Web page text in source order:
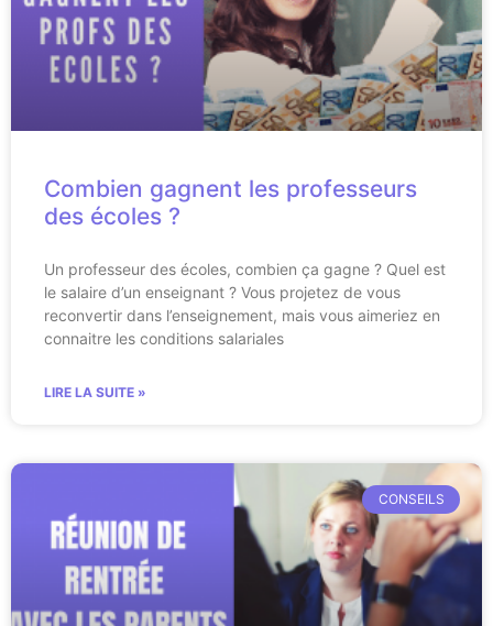
Combien gagnent les professeurs
des écoles ?
Un professeur des écoles, combien ça gagne ? Quel est
le salaire d’un enseignant ? Vous projetez de vous
reconvertir dans l’enseignement, mais vous aimeriez en
connaitre les conditions salariales
LIRE LA SUITE »
CONSEILS